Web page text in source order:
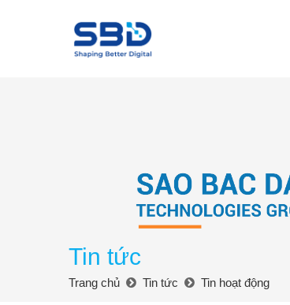
Tin tức
Trang chủ Tin tức Tin hoạt động